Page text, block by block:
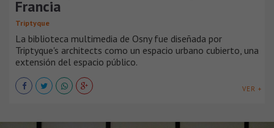
Francia
Triptyque
La biblioteca multimedia de Osny fue diseñada por
Triptyque's architects como un espacio urbano cubierto, una
extensión del espacio público.
VER +